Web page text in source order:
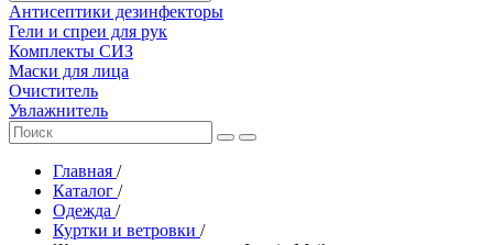
Антисептики дезинфекторы
Гели и спреи для рук
Комплекты СИЗ
Маски для лица
Очиститель
Увлажнитель
Главная /
Каталог /
Одежда /
Куртки и ветровки /